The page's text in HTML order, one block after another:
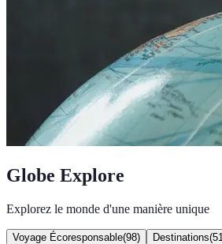
Globe Explore
Explorez le monde d'une manière unique
Voyage Écoresponsable(98) Destinations(51